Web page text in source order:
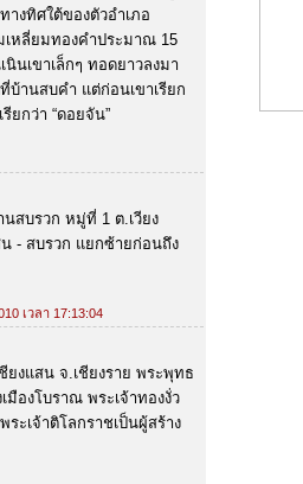
างทิศใต้ของตัวอำเภอ
หลี่ยมทองคำประมาณ 15
นเขาเล็กๆ ทอดยาวลงมา
านสบคำ แต่ก่อนเขาเรียก
ยกว่า “ดอยจัน”
สบรวก หมู่ที่ 1 ต.เวียง
น - สบรวก แยกซ้ายก่อนถึง
เวลา 17:13:04
ยงแสน จ.เชียงราย พระพุทธ
องโบราณ พระเจ้าทองงั่ว
ะเจ้าติโลกราชเป็นผู้สร้าง